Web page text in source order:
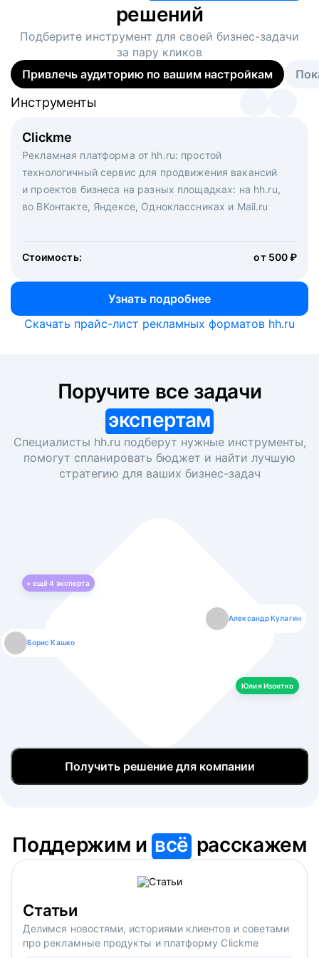
решений
Подберите инструмент для своей бизнес-задачи
за пару кликов
Привлечь аудиторию по вашим настройкам
Clickme
Рекламная платформа от hh.ru: простой
технологичный сервис для продвижения вакансий
и проектов бизнеса на разных площадках: на hh.ru,
во ВКонтакте, Яндексе, Одноклассниках и Mail.ru
Стоимость: от 500 ₽
Узнать подробнее
Инструменты
Вакансия дня
Рекламный формат для вакансий на главной странице
hh.ru. Увеличивает количество откликов
Инструменты
Массовый подбор под ключ. Решите, сколько
кандидатов и когда вам нужно, и за дело возьмутся
маркетологи, рекрутеры и проектные менеджеры
hh.ru с целым набором digital-инструментов
Инструменты
Скачать прайс-лист рекламных форматов hh.ru
экспертам
Специалисты hh.ru подберут нужные инструменты,
помогут спланировать бюджет и найти лучшую
стратегию для ваших бизнес-задач
+ ещё4 эксперта
Борис Кашко
Александр Кулагин
Юлия Изоитко
Юлия Изоитко
Даниил Макаров
Александр Кулагин
Екатерина Лазаренко
Даниил Макаров
Борис Кашко
Екатерина Лазаренко
Юлия Изоитко
Получить решение для компании
Поддержим ивсё расскажем
Статьи
Делимся новостями, историями клиентов и советами
про рекламные продукты и платформу Clickme